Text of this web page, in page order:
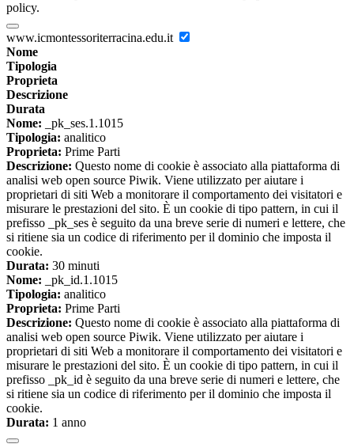
policy.
www.icmontessoriterracina.edu.it
Nome
Tipologia
Proprieta
Descrizione
Durata
Nome: _pk_ses.1.1015
Tipologia: analitico
Proprieta: Prime Parti
Descrizione: Questo nome di cookie è associato alla piattaforma di
analisi web open source Piwik. Viene utilizzato per aiutare i
proprietari di siti Web a monitorare il comportamento dei visitatori e
misurare le prestazioni del sito. È un cookie di tipo pattern, in cui il
prefisso _pk_ses è seguito da una breve serie di numeri e lettere, che
si ritiene sia un codice di riferimento per il dominio che imposta il
cookie.
Durata: 30 minuti
Nome: _pk_id.1.1015
Tipologia: analitico
Proprieta: Prime Parti
Descrizione: Questo nome di cookie è associato alla piattaforma di
analisi web open source Piwik. Viene utilizzato per aiutare i
proprietari di siti Web a monitorare il comportamento dei visitatori e
misurare le prestazioni del sito. È un cookie di tipo pattern, in cui il
prefisso _pk_id è seguito da una breve serie di numeri e lettere, che
si ritiene sia un codice di riferimento per il dominio che imposta il
cookie.
Durata: 1 anno